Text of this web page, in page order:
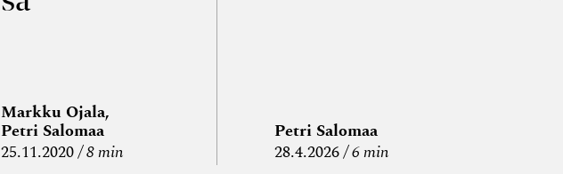
Markku Ojala,
Petri Salomaa
25.11.2020 8 min
Petri Salomaa
28.4.2026 6 min